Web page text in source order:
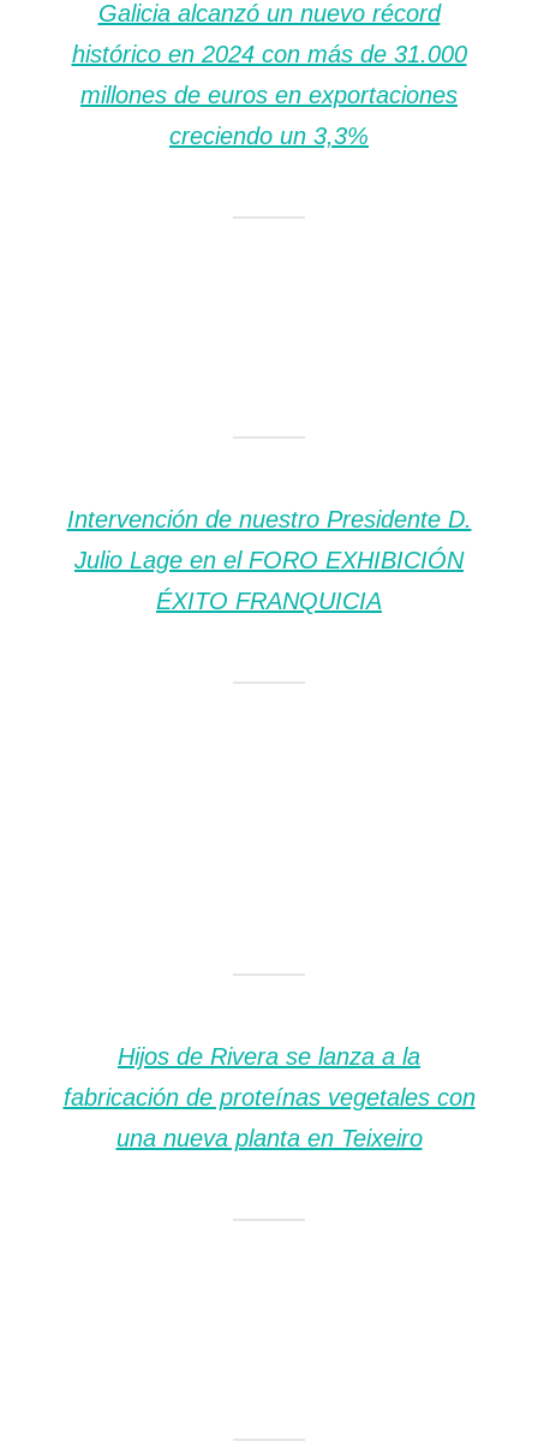
Galicia alcanzó un nuevo récord
histórico en 2024 con más de 31.000
millones de euros en exportaciones
creciendo un 3,3%
Intervención de nuestro Presidente D.
Julio Lage en el FORO EXHIBICIÓN
ÉXITO FRANQUICIA
Hijos de Rivera se lanza a la
fabricación de proteínas vegetales con
una nueva planta en Teixeiro